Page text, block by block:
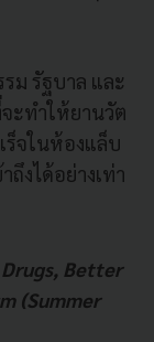
ม รัฐบาล และ
ะทำให้ยานวัต
ร็จในห้องแล็บ
งได้อย่างเท่า
Better
(Summer